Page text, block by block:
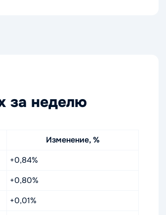
за неделю
Изменение, %
+0,84%
+0,80%
+0,01%